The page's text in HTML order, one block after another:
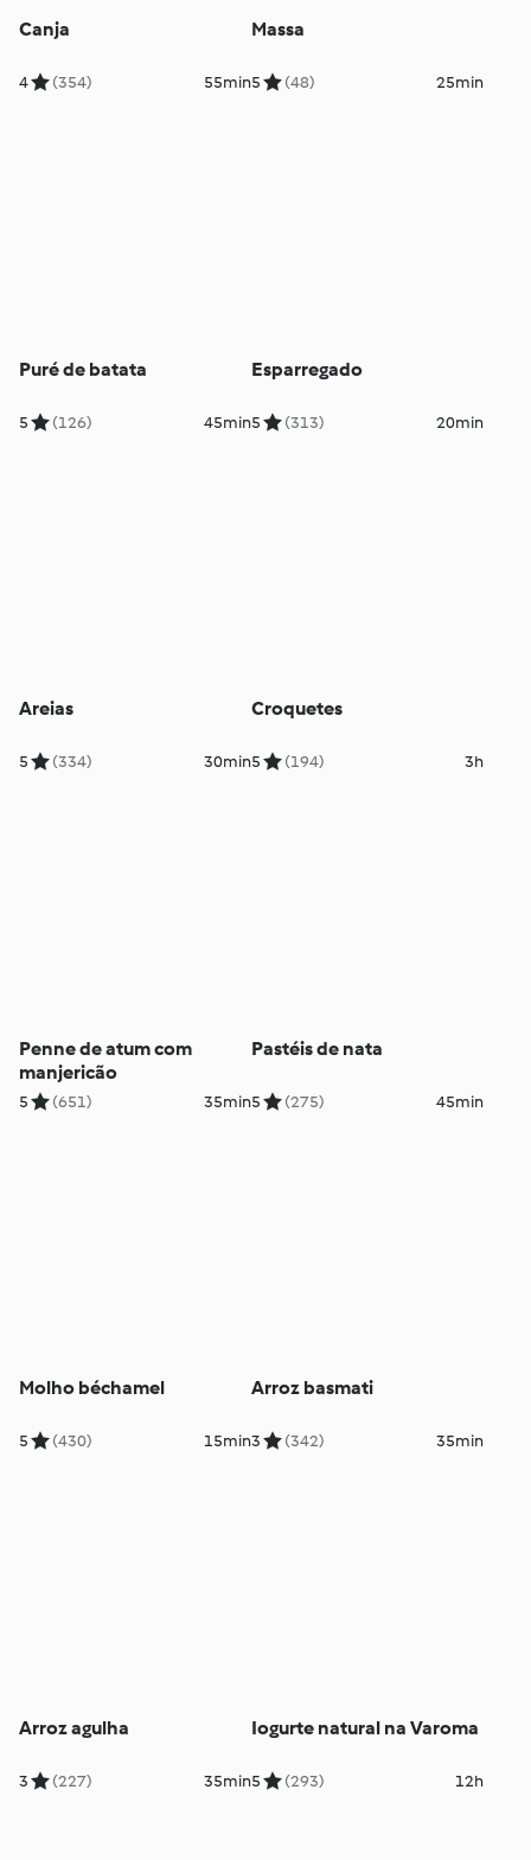
Canja
4 (354) 55min
Massa
5 (48) 25min
Puré de batata
5 (126) 45min
Esparregado
5 (313) 20min
Areias
5 (334) 30min
Croquetes
5 (194) 3h
Penne de atum com
manjericão
5 (651) 35min
Pastéis de nata
5 (275) 45min
Molho béchamel
5 (430) 15min
Arroz basmati
3 (342) 35min
Arroz agulha
3 (227) 35min
Iogurte natural na Varoma
5 (293) 12h